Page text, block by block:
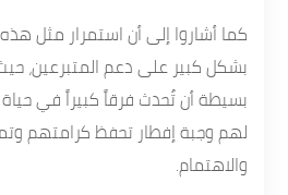
كما أشاروا إلى أن استمرار مثل
بشكل كبير على دعم المتبرعين،
بسيطة أن تُحدث فرقاً كبيراً في
لهم وجبة إفطار تحفظ كرامتهم
والاهتمام.